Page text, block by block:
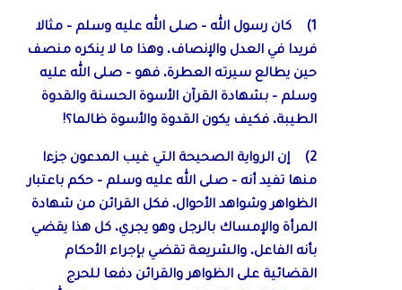
1) كان رسول الله – صلى الله عليه وسلم – مثالا
فريدا في العدل والإنصاف، وهذا ما لا ينكره منصف
حين يطالع سيرته العطرة، فهو – صلى الله عليه
وسلم – بشهادة القرآن الأسوة الحسنة والقدوة
الطيبة، فكيف يكون القدوة والأسوة ظالما؟!
2) إن الرواية الصحيحة التي غيب المدعون جزءا
منها تفيد أنه – صلى الله عليه وسلم – حكم باعتبار
الظواهر وشواهد الأحوال، فكل القرائن من شهادة
المرأة والإمساك بالرجل وهو يجري، كل هذا يقضي
بأنه الفاعل، والشريعة تقضي بإجراء الأحكام
القضائية على الظواهر والقرائن دفعا للحرج